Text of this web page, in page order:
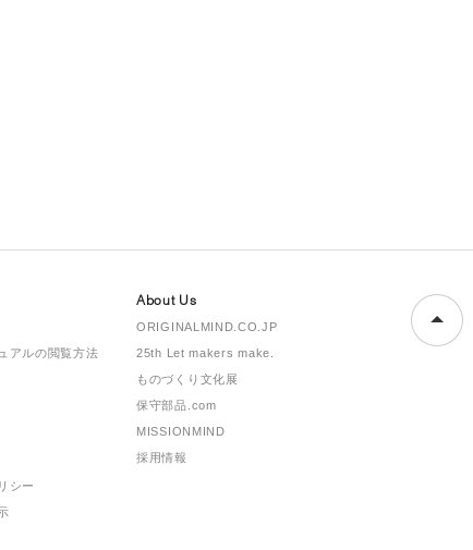
アルの閲覧方法
シー
About Us
ORIGINALMIND.CO.JP
25th Let makers make.
ものづくり文化展
保守部品.com
MISSIONMIND
採用情報